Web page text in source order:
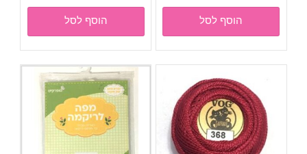
הוסף לסל
המקורי
היה:
₪105.00.
הנוכחי
₪95.00.
הוסף לסל